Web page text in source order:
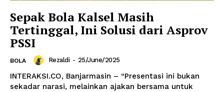
Sepak Bola Kalsel Masih
Tertinggal, Ini Solusi dari Asprov
PSSI
BOLA Rezaldi - 25/June/2025
INTERAKSI.CO, Banjarmasin – “Presentasi ini bukan
sekadar narasi, melainkan ajakan bersama untuk